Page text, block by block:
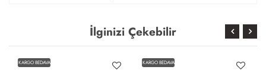
İlginizi Çekebilir
KARGO BEDAVA KARGO BEDAVA